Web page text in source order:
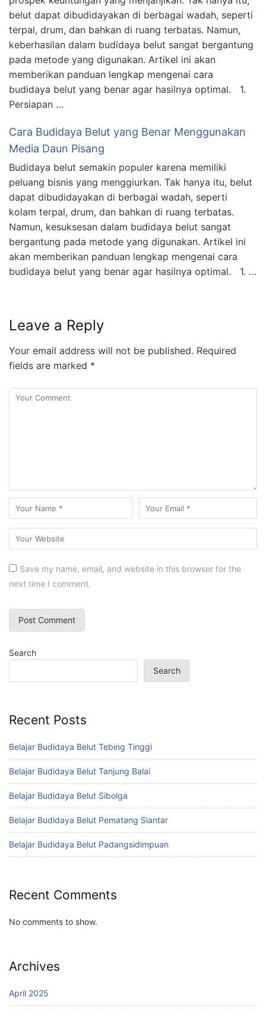
belut dapat dibudidayakan di berbagai wadah, seperti
terpal, drum, dan bahkan di ruang terbatas. Namun,
keberhasilan dalam budidaya belut sangat bergantung
pada metode yang digunakan. Artikel ini akan
memberikan panduan lengkap mengenai cara
budidaya belut yang benar agar hasilnya optimal. 1.
Persiapan …
Cara Budidaya Belut yang Benar Menggunakan
Media Daun Pisang
Budidaya belut semakin populer karena memiliki
peluang bisnis yang menggiurkan. Tak hanya itu, belut
dapat dibudidayakan di berbagai wadah, seperti
kolam terpal, drum, dan bahkan di ruang terbatas.
Namun, kesuksesan dalam budidaya belut sangat
bergantung pada metode yang digunakan. Artikel ini
akan memberikan panduan lengkap mengenai cara
budidaya belut yang benar agar hasilnya optimal. 1. …
Leave a Reply
Your email address will not be published. Required
fields are marked *
Save my name, email, and website in this browser for the
next time I comment.
Search
Search
Recent Posts
Belajar Budidaya Belut Tebing Tinggi
Belajar Budidaya Belut Tanjung Balai
Belajar Budidaya Belut Sibolga
Belajar Budidaya Belut Pematang Siantar
Belajar Budidaya Belut Padangsidimpuan
Recent Comments
No comments to show.
Archives
April 2025